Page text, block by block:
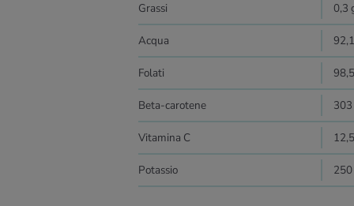
Grassi 0,3
Acqua
Folati
Beta-carotene
Vitamina C
Potassio